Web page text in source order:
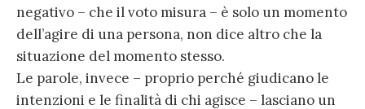
negativo – che il voto misura – è solo un momento
dell’agire di una persona, non dice altro che la
situazione del momento stesso.
Le parole, invece – proprio perché giudicano le
intenzioni e le finalità di chi agisce – lasciano un